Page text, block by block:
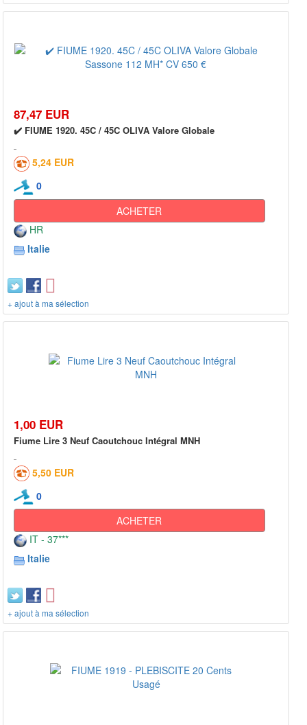
87,47 EUR
✔️ FIUME 1920. 45C / 45C OLIVA Valore Globale
5,24 EUR
0
ACHETER
HR
Italie
+ ajout à ma sélection
1,00 EUR
Fiume Lire 3 Neuf Caoutchouc Intégral MNH
5,50 EUR
0
ACHETER
IT - 37***
Italie
+ ajout à ma sélection